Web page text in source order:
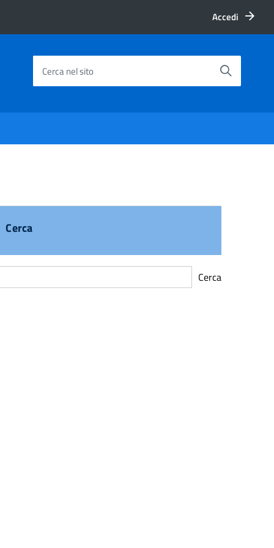
Accedi
Cerca nel sito
Cerca
Cerca